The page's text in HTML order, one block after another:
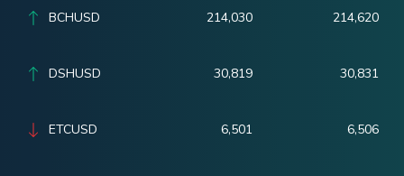
BCHUSD 214,030 214,620
DSHUSD 30,819 30,831
ETCUSD 6,501 6,506